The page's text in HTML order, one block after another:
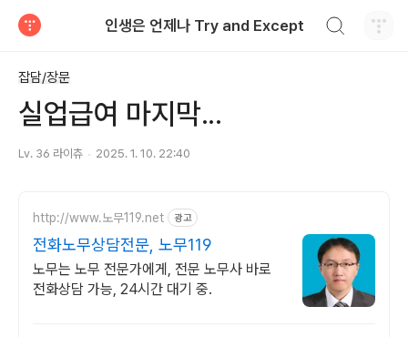
인생은 언제나 Try and Except
잡담/장문
실업급여 마지막...
Lv. 36 라이츄 2025. 1. 10. 22:40
http://www.노무119.net 광고
전화노무상담전문, 노무119
노무는 노무 전문가에게, 전문 노무사 바로
전화상담 가능, 24시간 대기 중.